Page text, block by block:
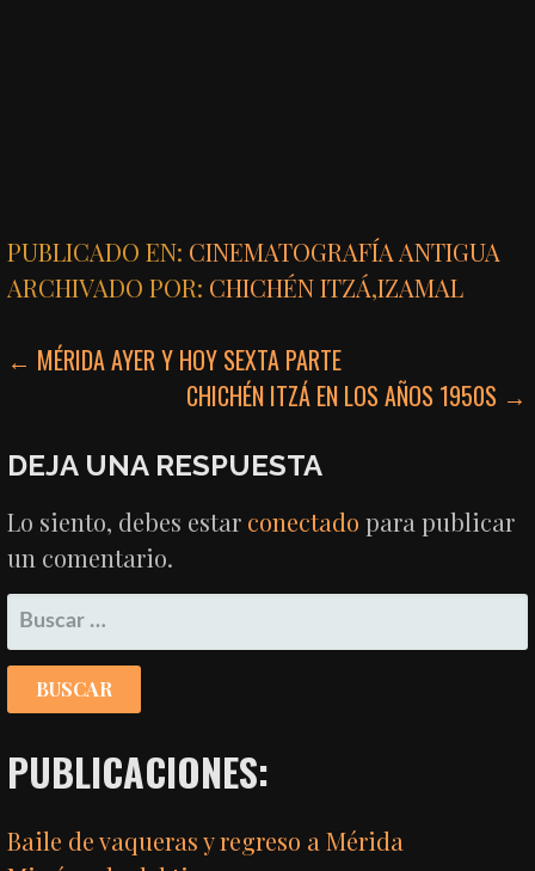
PUBLICADO EN: CINEMATOGRAFÍA ANTIGUA
ARCHIVADO POR: CHICHÉN ITZÁ,IZAMAL
NAVEGACIÓN
ENTRADAS
← MÉRIDA AYER Y HOY SEXTA PARTE
CHICHÉN ITZÁ EN LOS AÑOS 1950S →
DEJA UNA RESPUESTA
Lo siento, debes estar conectado para publicar
un comentario.
BUSCAR:
PUBLICACIONES:
Baile de vaqueras y regreso a Mérida